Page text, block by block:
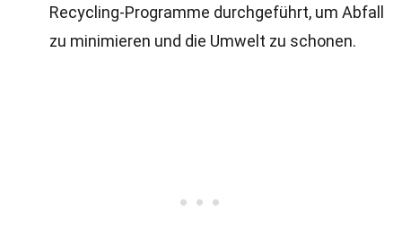
Recycling-Programme durchgeführt, um Abfall
zu minimieren und die Umwelt zu schonen.